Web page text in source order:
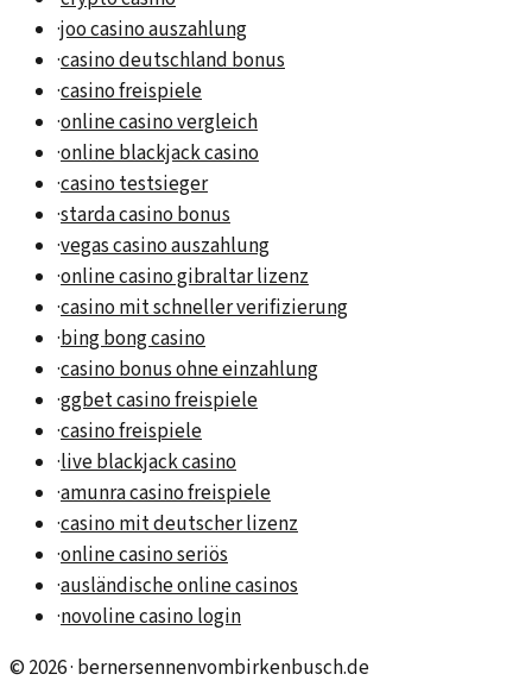
·joo casino auszahlung
·casino deutschland bonus
·casino freispiele
·online casino vergleich
·online blackjack casino
·casino testsieger
·starda casino bonus
·vegas casino auszahlung
·online casino gibraltar lizenz
·casino mit schneller verifizierung
·bing bong casino
·casino bonus ohne einzahlung
·ggbet casino freispiele
·casino freispiele
·live blackjack casino
·amunra casino freispiele
·casino mit deutscher lizenz
·online casino seriös
·ausländische online casinos
·novoline casino login
© 2026· bernersennenvombirkenbusch.de